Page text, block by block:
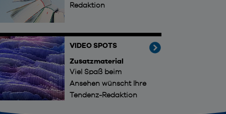
Redaktion
VIDEO SPOTS
Zusatzmaterial
Viel Spaß beim
Ansehen wünscht Ihre
Tendenz-Redaktion